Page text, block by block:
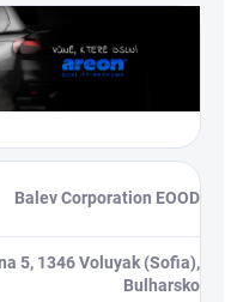
Balev Corporation EOOD
5, 1346 Voluyak (Sofia),
Bulharsko